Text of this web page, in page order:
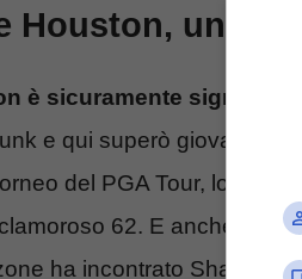
Houston, un
è sicuramente
e qui superò
del PGA Tour, lo Shell
62. E anche la
ha incontrato Sharon,